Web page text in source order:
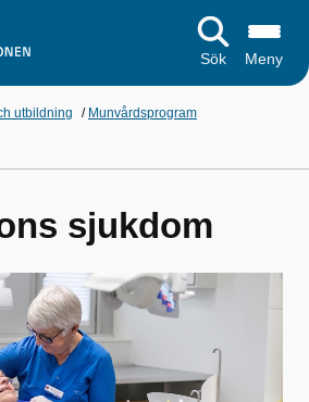
Sök Meny
utbildning / Munvårdsprogram
sjukdom